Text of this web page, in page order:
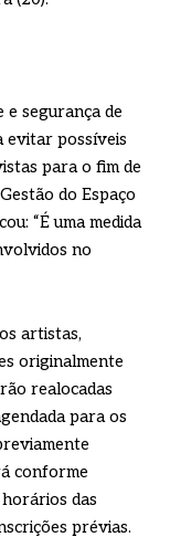
e segurança de
evitar possíveis
para o fim de
do Espaço
“É uma medida
no
artistas,
originalmente
realocadas
para os
conforme
das
prévias.